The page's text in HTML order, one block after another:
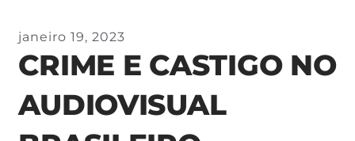
janeiro 19, 2023
CRIME E CASTIGO NO
AUDIOVISUAL